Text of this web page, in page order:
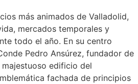
más animados de Valladolid,
mercados temporales y
todo el año. En su centro
Pedro Ansúrez, fundador de
edificio del
fachada de principios